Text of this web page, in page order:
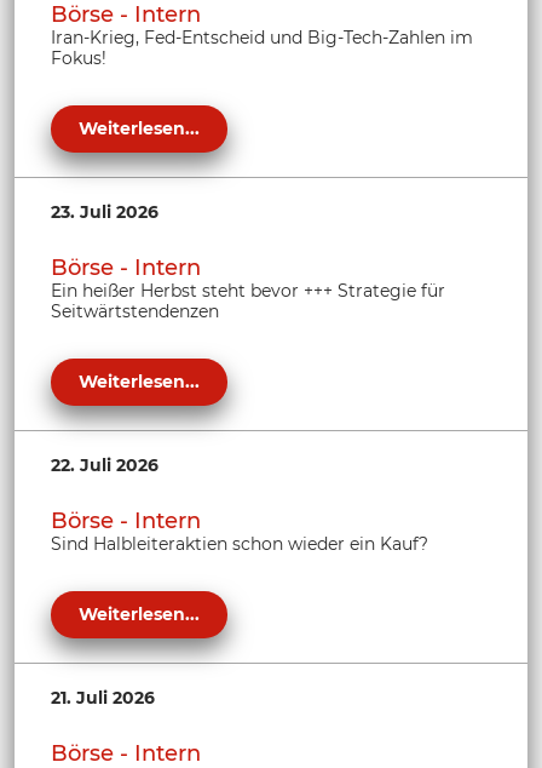
Börse - Intern
Iran-Krieg, Fed-Entscheid und Big-Tech-Zahlen im
Fokus!
Weiterlesen...
23. Juli 2026
Börse - Intern
Ein heißer Herbst steht bevor +++ Strategie für
Seitwärtstendenzen
Weiterlesen...
22. Juli 2026
Börse - Intern
Sind Halbleiteraktien schon wieder ein Kauf?
Weiterlesen...
21. Juli 2026
Börse - Intern